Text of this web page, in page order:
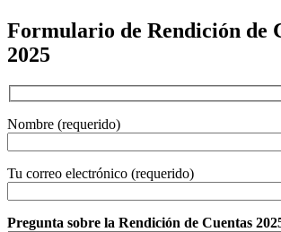
Formulario de Rendición de
2025
Nombre (requerido)
Tu correo electrónico (requerido)
Pregunta sobre la Rendición de Cuentas